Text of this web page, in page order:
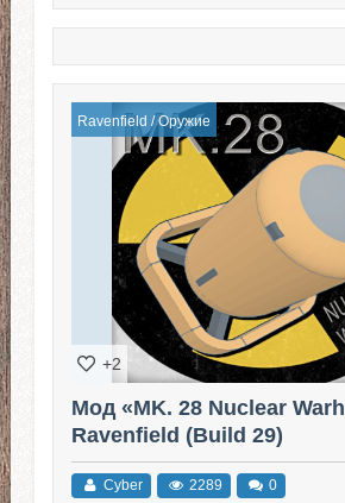
Ravenfield /Оружие
+2
Мод «MK. 28 Nuclear
Ravenfield (Build 29)
Cyber 2289 0